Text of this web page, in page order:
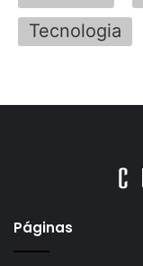
Tecnologia
Páginas